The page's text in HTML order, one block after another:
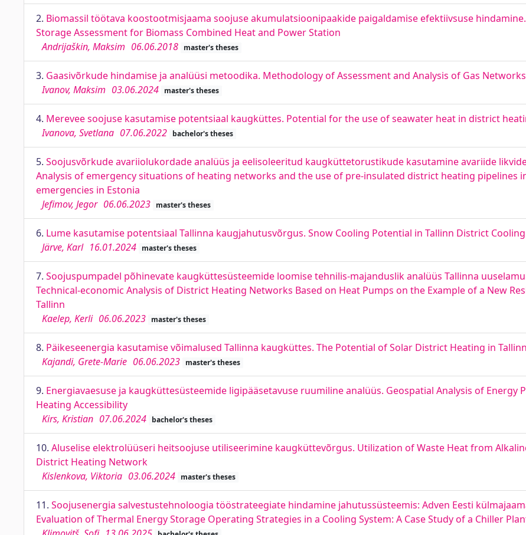
2. Biomassil töötava koostootmisjaama soojuse akumulatsioonipaakide paigaldamise efektiivsuse
Storage Assessment for Biomass Combined Heat and Power Station
Andrijaškin, Maksim 06.06.2018 master's theses
3. Gaasivõrkude hindamise ja analüüsi metoodika. Methodology of Assessment and Analysis of Gas Networks
Ivanov, Maksim 03.06.2024 master's theses
4. Merevee soojuse kasutamise potentsiaal kaugküttes. Potential for the use of seawater heat in district
Ivanova, Svetlana 07.06.2022 bachelor's theses
5. Soojusvõrkude avariiolukordade analüüs ja eelisoleeritud kaugküttetorustikude kasutamine avariide
Analysis of emergency situations of heating networks and the use of pre-insulated district heating pipelines
emergencies in Estonia
Jefimov, Jegor 06.06.2023 master's theses
6. Lume kasutamise potentsiaal Tallinna kaugjahutusvõrgus. Snow Cooling Potential in Tallinn District
Järve, Karl 16.01.2024 master's theses
7. Soojuspumpadel põhinevate kaugküttesüsteemide loomise tehnilis-majanduslik analüüs Tallinna
Technical-economic Analysis of District Heating Networks Based on Heat Pumps on the Example of a New
Tallinn
Kaelep, Kerli 06.06.2023 master's theses
8. Päikeseenergia kasutamise võimalused Tallinna kaugküttes. The Potential of Solar District Heating in Tallinn
Kajandi, Grete-Marie 06.06.2023 master's theses
9. Energiavaesuse ja kaugküttesüsteemide ligipääsetavuse ruumiline analüüs. Geospatial Analysis of Energy
Heating Accessibility
Kirs, Kristian 07.06.2024 bachelor's theses
10. Aluselise elektrolüüseri heitsoojuse utiliseerimine kaugküttevõrgus. Utilization of Waste Heat from
District Heating Network
Kislenkova, Viktoria 03.06.2024 master's theses
11. Soojusenergia salvestustehnoloogia tööstrateegiate hindamine jahutussüsteemis: Adven Eesti
Evaluation of Thermal Energy Storage Operating Strategies in a Cooling System: A Case Study of a Chiller